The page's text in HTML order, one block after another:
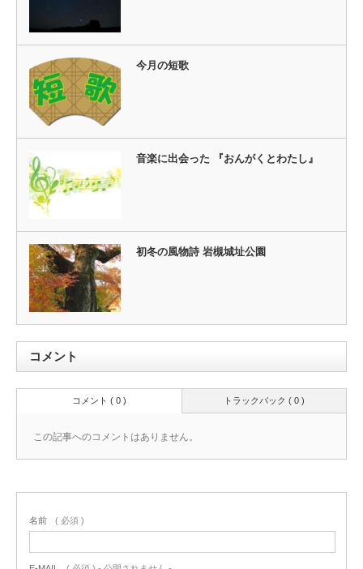
今月の短歌
音楽に出会った 『おんがくとわたし』
初冬の風物詩 岩槻城址公園
コメント
トラックバック ( 0 )
コメント ( 0 )
この記事へのコメントはありません。
名前 ( 必須 )